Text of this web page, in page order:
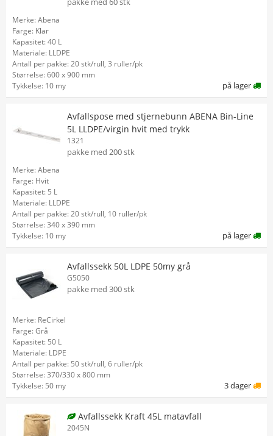
Merke: Abena
Farge: Klar
Kapasitet: 40 L
Materiale: LLDPE
Antall per pakke: 20 stk/rull, 3 ruller/pk
Størrelse: 600 x 900 mm
Tykkelse: 10 my
på lager
Avfallspose med stjernebunn ABENA Bin-Line
5L LLDPE/virgin hvit med trykk
1321
pakke med 200 stk
Merke: Abena
Farge: Hvit
Kapasitet: 5 L
Materiale: LLDPE
Antall per pakke: 20 stk/rull, 10 ruller/pk
Størrelse: 340 x 390 mm
Tykkelse: 10 my
på lager
Avfallssekk 50L LDPE 50my grå
G5050
pakke med 300 stk
Merke: ReCirkel
Farge: Grå
Kapasitet: 50 L
Materiale: LDPE
Antall per pakke: 50 stk/rull, 6 ruller/pk
Størrelse: 370/330 x 800 mm
Tykkelse: 50 my
3 dager
Avfallssekk Kraft 45L matavfall
2045N